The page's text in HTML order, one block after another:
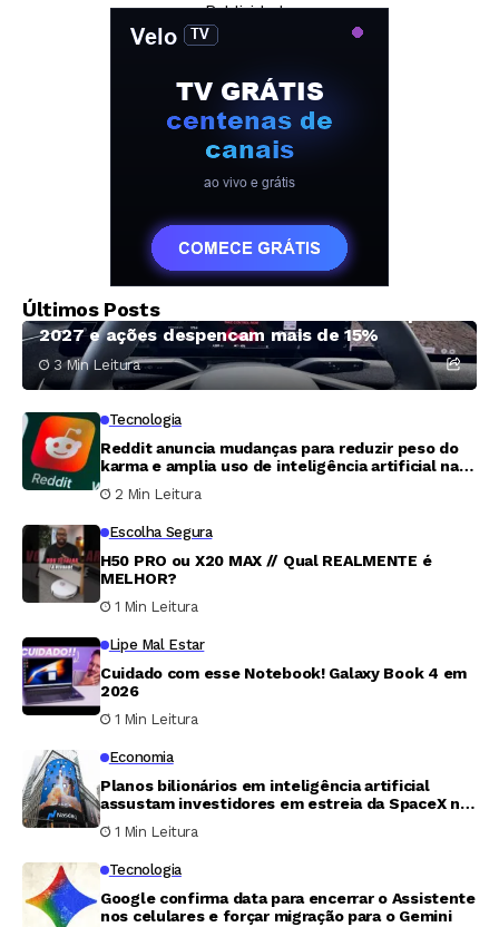
— Publicidade —
Últimos Posts
Lucid Motors adia SUV elétrico acessível para
2027 e ações despencam mais de 15%
3 Min Leitura
Tecnologia
Reddit anuncia mudanças para reduzir peso do
karma e amplia uso de inteligência artificial na
2 Min Leitura
Escolha Segura
H50 PRO ou X20 MAX // Qual REALMENTE é
MELHOR?
1 Min Leitura
Lipe Mal Estar
Cuidado com esse Notebook! Galaxy Book 4 em
2026
1 Min Leitura
Economia
Planos bilionários em inteligência artificial
assustam investidores em estreia da SpaceX na
1 Min Leitura
Tecnologia
Google confirma data para encerrar o Assistente
nos celulares e forçar migração para o Gemini